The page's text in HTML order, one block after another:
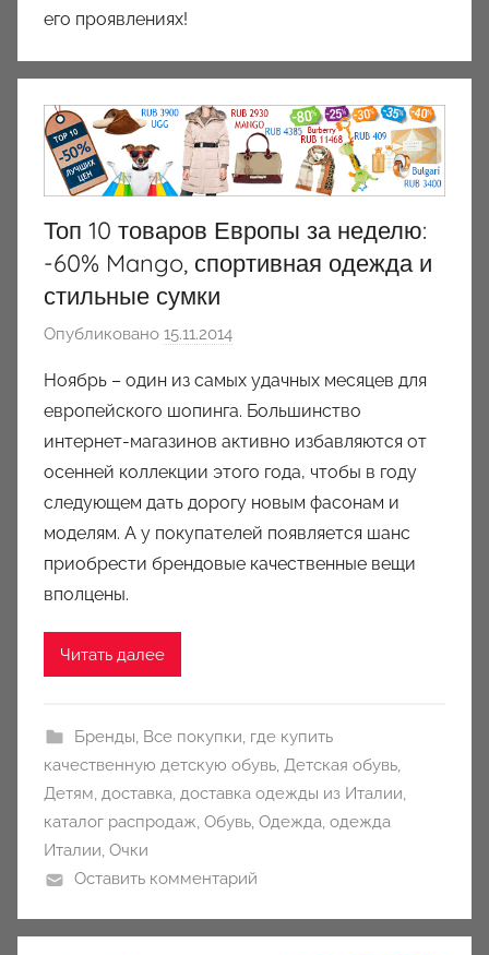
его проявлениях!
Топ 10 товаров Европы за неделю:
-60% Mango, спортивная одежда и
стильные сумки
Опубликовано 15.11.2014
т
о
р
о
м
a
u
y
Ноябрь – один из самых удачных месяцев для
европейского шопинга. Большинство
интернет-магазинов активно избавляются от
осенней коллекции этого года, чтобы в году
следующем дать дорогу новым фасонам и
моделям. А у покупателей появляется шанс
приобрести брендовые качественные вещи
вполцены.
Читать далее
Бренды, Все покупки, где купить
качественную детскую обувь, Детская обувь,
Детям, доставка, доставка одежды из Италии,
каталог распродаж, Обувь, Одежда, одежда
Италии, Очки
Оставить комментарий